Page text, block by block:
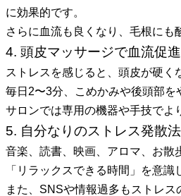
に効果的です。
さらに血流も良くなり、毛根にも
4. 頭皮マッサージで血流促進
ストレスを感じると、頭皮が硬く
毎日2〜3分、こめかみや後頭部を
サロンでは専用の機器や手技でよ
5. 自分なりのストレス発散
音楽、読書、映画、アロマ、お散
「リラックスできる時間」を意識
また、SNSや情報過多もストレス